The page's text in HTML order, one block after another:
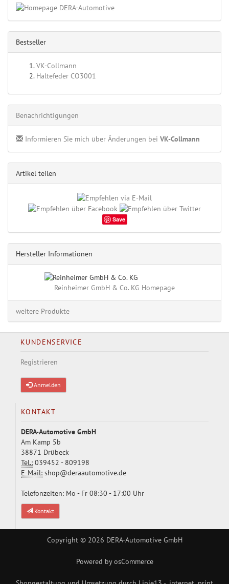
Bestseller
VK-Collmann
Haltefeder CO3001
Benachrichtigungen
Informieren Sie mich über Änderungen bei VK-Collmann
Artikel teilen
Save
Hersteller Informationen
Reinheimer GmbH & Co. KG Homepage
weitere Produkte
KUNDENSERVICE
Registrieren
Anmelden
KONTAKT
DERA-Automotive GmbH
Am Kamp 5b
38871 Drübeck
Tel.: 039452 - 809198
E-Mail: shop@deraautomotive.de
Telefonzeiten: Mo - Fr 08:30 - 17:00 Uhr
Kontakt
Copyright © 2026 DERA-Automotive GmbH
Powered byosCommerce